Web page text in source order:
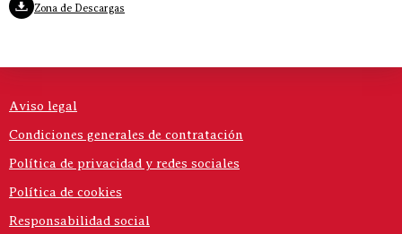
Zona de Descargas
Aviso legal
Condiciones generales de contratación
Política de privacidad y redes sociales
Política de cookies
Responsabilidad social